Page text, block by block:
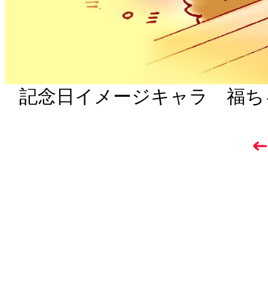
記念日イメージキャラ 福